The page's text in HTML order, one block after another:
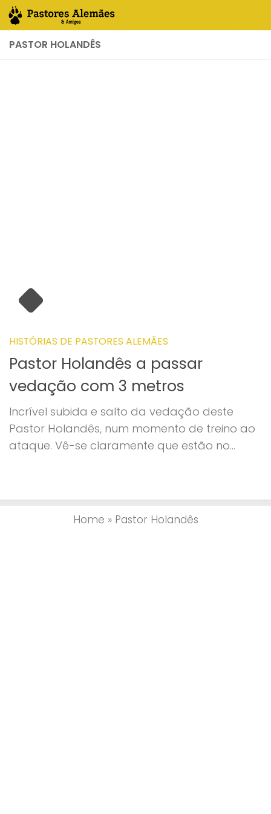
Skip to content
PASTOR HOLANDÊS
HISTÓRIAS DE PASTORES ALEMÃES
Pastor Holandês a passar
vedação com 3 metros
Incrível subida e salto da vedação deste
Pastor Holandês, num momento de treino ao
ataque. Vê-se claramente que estão no...
Home » Pastor Holandês